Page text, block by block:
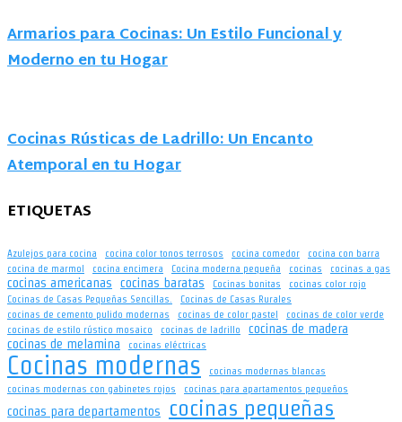
Armarios para Cocinas: Un Estilo Funcional y
Moderno en tu Hogar
Cocinas Rústicas de Ladrillo: Un Encanto
Atemporal en tu Hogar
ETIQUETAS
Azulejos para cocina cocina color tonos terrosos cocina comedor
cocina con barra
cocina de marmol
cocina encimera Cocina moderna pequeña cocinas cocinas a gas
cocinas americanas cocinas baratas Cocinas bonitas
cocinas color rojo
Cocinas de Casas Pequeñas Sencillas.
Cocinas de Casas Rurales
cocinas de cemento pulido modernas
cocinas de color pastel
cocinas de color verde
cocinas de estilo rústico mosaico
cocinas de ladrillo
cocinas de madera
cocinas de melamina
cocinas eléctricas
Cocinas modernas
cocinas modernas blancas
cocinas modernas con gabinetes rojos
cocinas para apartamentos pequeños
cocinas para departamentos cocinas pequeñas